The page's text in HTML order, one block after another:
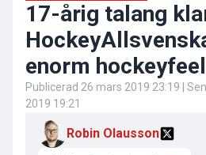
17-årig talang
enorm
Publicerad 26 mars 2019 23:19 |
2019 19:21
Robin Olausson